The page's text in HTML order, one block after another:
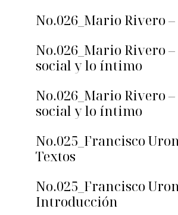
No.026_Mario Rivero –
No.026_Mario Rivero
social y lo íntimo
No.026_Mario Rivero
social y lo íntimo
No.025_Francisco
Textos
No.025_Francisco
Introducción